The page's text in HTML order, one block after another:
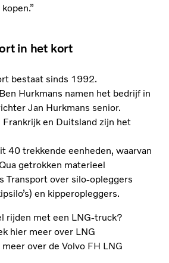
in het kort
bestaat sinds 1992.
Hurkmans namen het bedrijf in
Jan Hurkmans senior.
Frankrijk en Duitsland zijn het
40 trekkende eenheden, waarvan
getrokken materieel
Transport over silo-opleggers
en kipperopleggers.
rijden met een LNG-truck?
hier meer over LNG
over de Volvo FH LNG